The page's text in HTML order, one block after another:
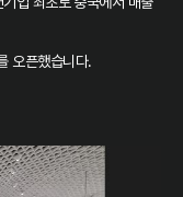
오픈했습니다.